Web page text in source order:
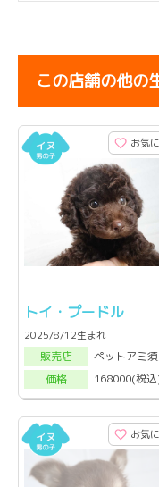
この店舗の他の
お気
トイ・プードル
2025/8/12生まれ
販売店
ペットアミ
価格
168000(税
お気